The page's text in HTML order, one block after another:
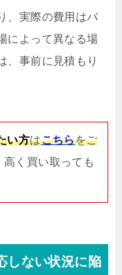
、実際の費用はバ
によって異なる場
、事前に見積もり
い方はこちらをご
高く買い取っても
しない状況に陥